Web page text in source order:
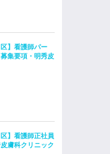
区】看護師パー
集要項・明秀皮
区】看護師正社員
膚科クリニック